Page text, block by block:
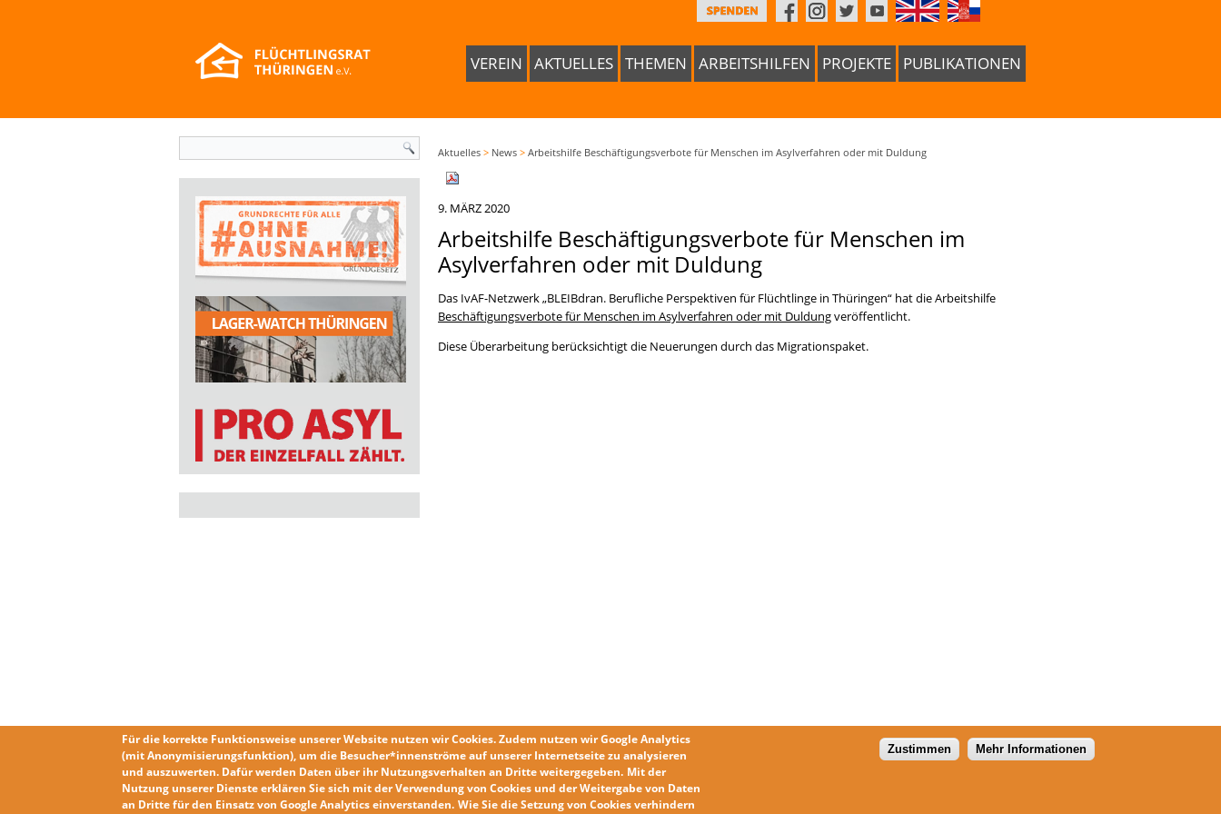
VEREIN AKTUELLES THEMEN ARBEITSHILFEN PROJEKTE PUBLIKATIONEN
Suchformular Aktuelles > News > Arbeitshilfe Beschäftigungsverbote für Menschen im Asylverfahren oder mit Duldung
9. MÄRZ 2020
Arbeitshilfe Beschäftigungsverbote für Menschen im
Asylverfahren oder mit Duldung
Das IvAF-Netzwerk „BLEIBdran. Berufliche Perspektiven für Flüchtlinge in Thüringen“ hat die Arbeitshilfe
Beschäftigungsverbote für Menschen im Asylverfahren oder mit Duldungveröffentlicht.
Diese Überarbeitung berücksichtigt die Neuerungen durch das Migrationspaket.
Für die korrekte Funktionsweise unserer Website nutzen wirCookies. Zudem nutzen wirGoogle Analytics
(mit Anonymisierungsfunktion), um die Besucher*innenströme auf unserer Internetseite zu analysieren
und auszuwerten. Dafür werden Daten über ihr Nutzungsverhalten an Dritte weitergegeben. Mit der
Nutzung unserer Dienste erklären Sie sich mit derVerwendung von Cookies und der Weitergabe von Daten
an Dritte für den Einsatz von Google Analytics einverstanden. Wie Sie dieSetzung von Cookies verhindern
Zustimmen Mehr Informationen